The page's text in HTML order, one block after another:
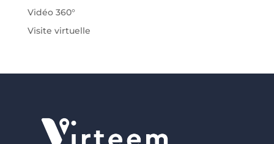
Vidéo 360°
Visite virtuelle